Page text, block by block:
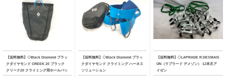
【送料無料】◇Black Diamond ブラッ
クダイヤモンド CREEK 20 ブラック
クリーク20 クライミング用ホールバッ
【送料無料】◇Black Diamond ブラッ
クダイヤモンド クライミング ハーネス
ソリューション
【送料無料】◇LAPRADE R.DESMAIS
ON（ラプラード デメゾン） 12本爪ア
イゼン